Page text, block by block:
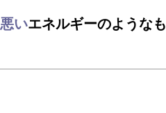
悪いエネルギーのようなも